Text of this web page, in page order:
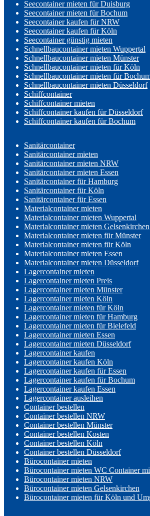
Seecontainer mieten für Duisburg
Seecontainer mieten für Bochum
Seecontainer kaufen für NRW
Seecontainer kaufen für Köln
Seecontainer günstig mieten
Schnellbaucontainer mieten Wuppertal
Schnellbaucontainer mieten Münster
Schnellbaucontainer mieten für Köln
Schnellbaucontainer mieten für
Schnellbaucontainer mieten Düsseldorf
Schiffcontainer
Schiffcontainer mieten
Schiffcontainer kaufen für Düsseldorf
Schiffcontainer kaufen für Bochum
Sanitärcontainer
Sanitärcontainer mieten
Sanitärcontainer mieten NRW
Sanitärcontainer mieten Essen
Sanitärcontainer für Hamburg
Sanitärcontainer für Köln
Sanitärcontainer für Essen
Materialcontainer mieten
Materialcontainer mieten Wuppertal
Materialcontainer mieten Gelsenkirchen
Materialcontainer mieten für Münster
Materialcontainer mieten für Köln
Materialcontainer mieten Essen
Materialcontainer mieten Düsseldorf
Lagercontainer mieten
Lagercontainer mieten Preis
Lagercontainer mieten Münster
Lagercontainer mieten Köln
Lagercontainer mieten für Köln
Lagercontainer mieten für Hamburg
Lagercontainer mieten für Bielefeld
Lagercontainer mieten Essen
Lagercontainer mieten Düsseldorf
Lagercontainer kaufen
Lagercontainer kaufen Köln
Lagercontainer kaufen für Essen
Lagercontainer kaufen für Bochum
Lagercontainer kaufen Essen
Lagercontainer ausleihen
Container bestellen
Container bestellen NRW
Container bestellen Münster
Container bestellen Kosten
Container bestellen Köln
Container bestellen Düsseldorf
Bürocontainer mieten
Bürocontainer mieten WC Container
Bürocontainer mieten NRW
Bürocontainer mieten Gelsenkirchen
Bürocontainer mieten für Köln und